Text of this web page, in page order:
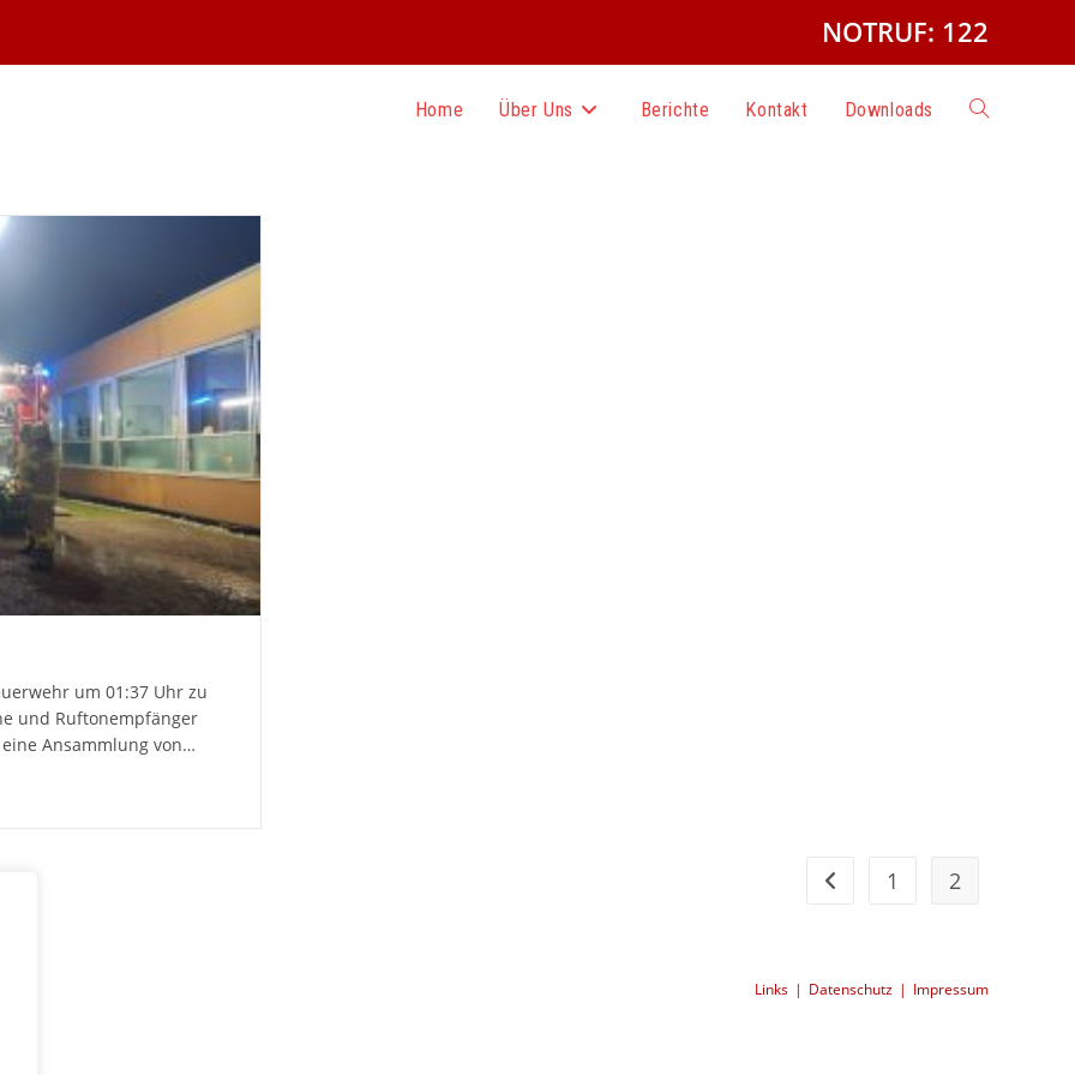
NOTRUF: 122
Home Über Uns Berichte Kontakt Downloads Website-
um 01:37 Uhr zu
und Ruftonempfänger
Ansammlung von…
Zur vorherigen Seite
1 2
Links Datenschutz Impressum